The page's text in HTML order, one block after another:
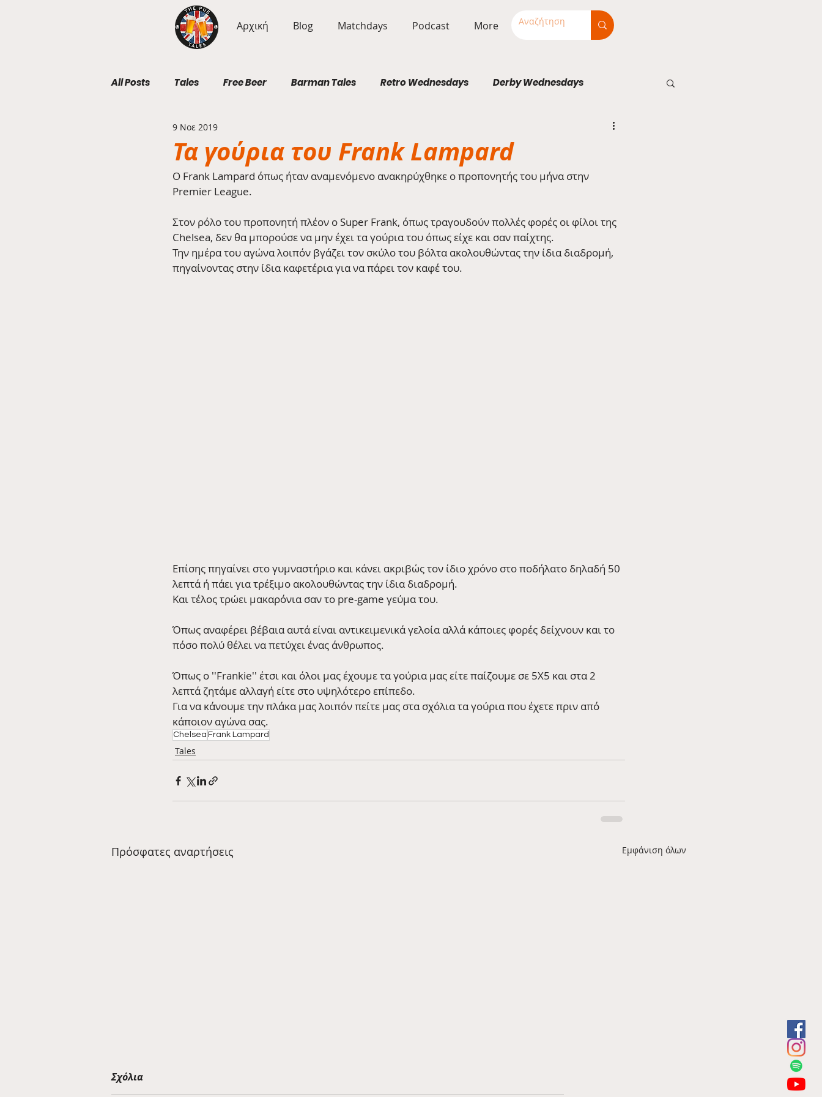
Αρχική Blog Matchdays Podcast More
All Posts Tales Free Beer Barman Tales Retro Wednesdays Derby Wednesdays
Geography Wednesdays
Τα γούρια του Frank Lampard
9 Νοε 2019
Ο Frank Lampard όπως ήταν αναμενόμενο ανακηρύχθηκε ο προπονητής του μήνα στην
Premier League.
Στον ρόλο του προπονητή πλέον ο Super Frank, όπως τραγουδούν πολλές φορές οι φίλοι της
Chelsea, δεν θα μπορούσε να μην έχει τα γούρια του όπως είχε και σαν παίχτης.
Την ημέρα του αγώνα λοιπόν βγάζει τον σκύλο του βόλτα ακολουθώντας την ίδια διαδρομή,
πηγαίνοντας στην ίδια καφετέρια για να πάρει τον καφέ του.
Επίσης πηγαίνει στο γυμναστήριο και κάνει ακριβώς τον ίδιο χρόνο στο ποδήλατο δηλαδή 50
λεπτά ή πάει για τρέξιμο ακολουθώντας την ίδια διαδρομή.
Και τέλος τρώει μακαρόνια σαν το pre-game γεύμα του.
Όπως αναφέρει βέβαια αυτά είναι αντικειμενικά γελοία αλλά κάποιες φορές δείχνουν και το
πόσο πολύ θέλει να πετύχει ένας άνθρωπος.
Όπως ο ''Frankie'' έτσι και όλοι μας έχουμε τα γούρια μας είτε παίζουμε σε 5Χ5 και στα 2
λεπτά ζητάμε αλλαγή είτε στο υψηλότερο επίπεδο.
Για να κάνουμε την πλάκα μας λοιπόν πείτε μας στα σχόλια τα γούρια που έχετε πριν από
κάποιον αγώνα σας.
Chelsea Frank Lampard
Tales
Πρόσφατες αναρτήσεις Εμφάνιση όλων
Σχόλια